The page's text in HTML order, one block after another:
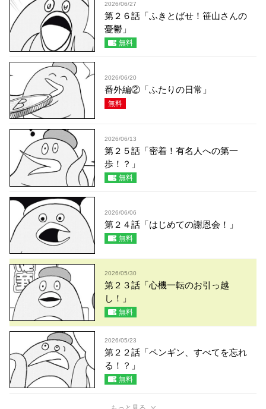
2026/06/27
第２６話「ふきとばせ！笹山さんの
憂鬱」
無料
2026/06/20
番外編②「ふたりの日常」
無料
2026/06/13
第２５話「密着！有名人への第一
歩！？」
無料
2026/06/06
第２４話「はじめての謝恩会！」
無料
2026/05/30
第２３話「心機一転のお引っ越
し！」
無料
2026/05/23
第２２話「ペンギン、すべてを忘れ
る！？」
無料